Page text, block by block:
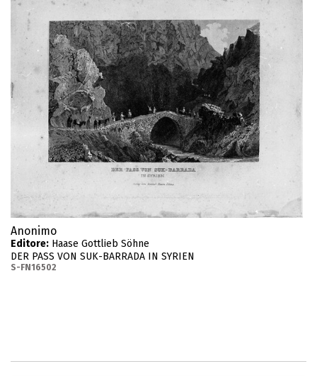
Anonimo
Editore: Haase Gottlieb Söhne
DER PASS VON SUK-BARRADA IN SYRIEN
S-FN16502